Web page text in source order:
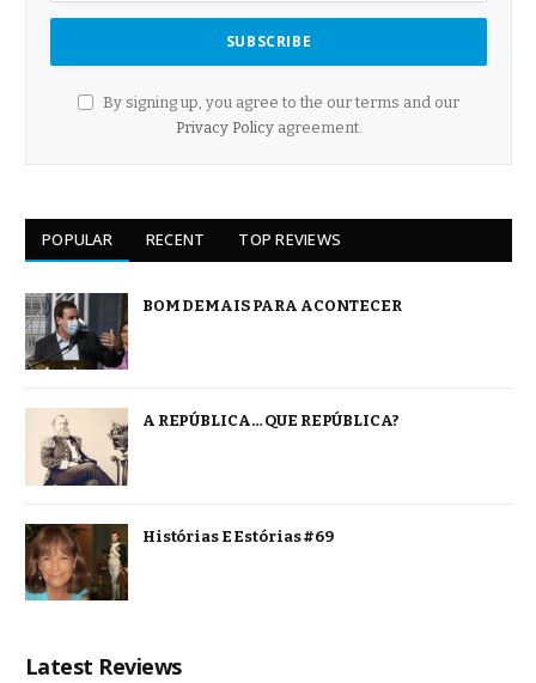
By signing up, you agree to the our terms and our
Privacy Policyagreement.
POPULAR RECENT TOP REVIEWS
BOM DEMAIS PARA ACONTECER
A REPÚBLICA… QUE REPÚBLICA?
Histórias E Estórias #69
Latest Reviews